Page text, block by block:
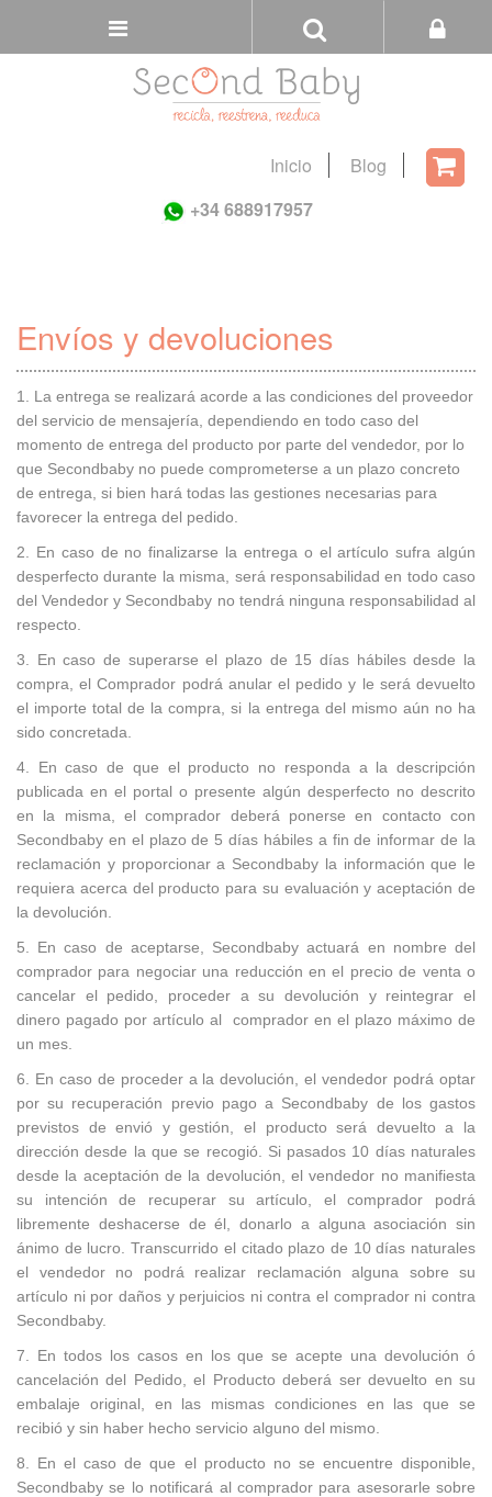
Tienda
Inicio
Blog
+34 688917957
Envíos y devoluciones
1. La entrega se realizará acorde a las condiciones del proveedor
del servicio de mensajería, dependiendo en todo caso del
momento de entrega del producto por parte del vendedor, por lo
que Secondbaby no puede comprometerse a un plazo concreto
de entrega, si bien hará todas las gestiones necesarias para
favorecer la entrega del pedido.
2. En caso de no finalizarse la entrega o el artículo sufra algún
desperfecto durante la misma, será responsabilidad en todo caso
del Vendedor y Secondbaby no tendrá ninguna responsabilidad al
respecto.
3. En caso de superarse el plazo de 15 días hábiles desde la
compra, el Comprador podrá anular el pedido y le será devuelto
el importe total de la compra, si la entrega del mismo aún no ha
sido concretada.
4. En caso de que el producto no responda a la descripción
publicada en el portal o presente algún desperfecto no descrito
en la misma, el comprador deberá ponerse en contacto con
Secondbaby en el plazo de 5 días hábiles a fin de informar de la
reclamación y proporcionar a Secondbaby la información que le
requiera acerca del producto para su evaluación y aceptación de
la devolución.
5. En caso de aceptarse, Secondbaby actuará en nombre del
comprador para negociar una reducción en el precio de venta o
cancelar el pedido, proceder a su devolución y reintegrar el
dinero pagado por artículo al comprador en el plazo máximo de
un mes.
6. En caso de proceder a la devolución, el vendedor podrá optar
por su recuperación previo pago a Secondbaby de los gastos
previstos de envió y gestión, el producto será devuelto a la
dirección desde la que se recogió. Si pasados 10 días naturales
desde la aceptación de la devolución, el vendedor no manifiesta
su intención de recuperar su artículo, el comprador podrá
libremente deshacerse de él, donarlo a alguna asociación sin
ánimo de lucro. Transcurrido el citado plazo de 10 días naturales
el vendedor no podrá realizar reclamación alguna sobre su
artículo ni por daños y perjuicios ni contra el comprador ni contra
Secondbaby.
7. En todos los casos en los que se acepte una devolución ó
cancelación del Pedido, el Producto deberá ser devuelto en su
embalaje original, en las mismas condiciones en las que se
recibió y sin haber hecho servicio alguno del mismo.
8. En el caso de que el producto no se encuentre disponible,
Secondbaby se lo notificará al comprador para asesorarle sobre